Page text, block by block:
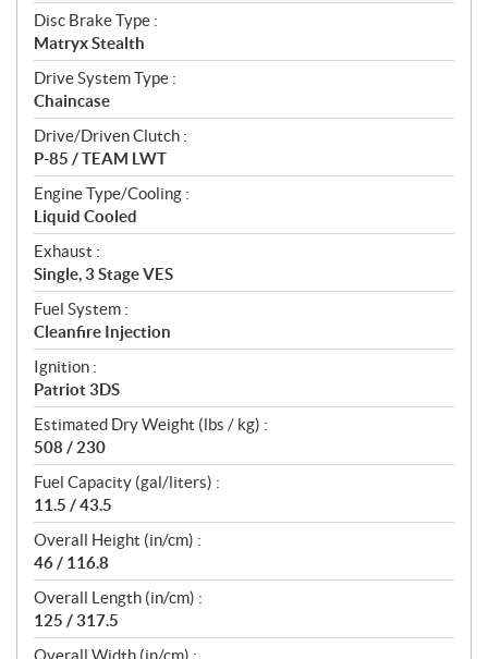
Disc Brake Type :
Matryx Stealth
Drive System Type :
Chaincase
Drive/Driven Clutch :
P-85 / TEAM LWT
Engine Type/Cooling :
Liquid Cooled
Exhaust :
Single, 3 Stage VES
Fuel System :
Cleanfire Injection
Ignition :
Patriot 3DS
Estimated Dry Weight (lbs / kg) :
508 / 230
Fuel Capacity (gal/liters) :
11.5 / 43.5
Overall Height (in/cm) :
46 / 116.8
Overall Length (in/cm) :
125 / 317.5